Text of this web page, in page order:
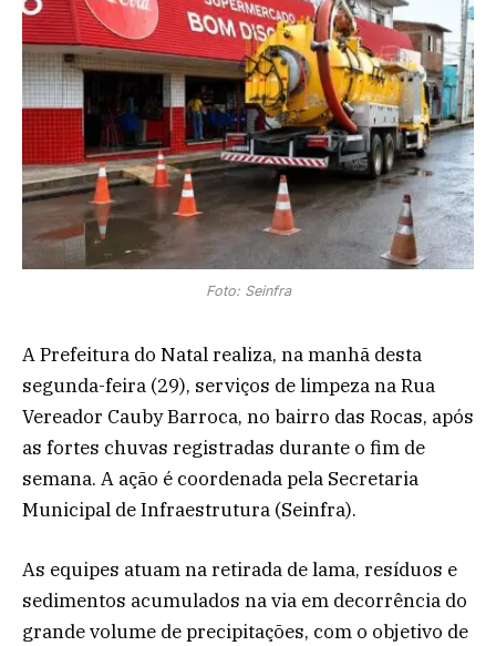
Foto: Seinfra
A Prefeitura do Natal realiza, na manhã desta
segunda-feira (29), serviços de limpeza na Rua
Vereador Cauby Barroca, no bairro das Rocas, após
as fortes chuvas registradas durante o fim de
semana. A ação é coordenada pela Secretaria
Municipal de Infraestrutura (Seinfra).
As equipes atuam na retirada de lama, resíduos e
sedimentos acumulados na via em decorrência do
grande volume de precipitações, com o objetivo de